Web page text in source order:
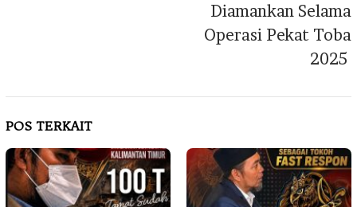
Diamankan Selama
Operasi Pekat Toba
2025
POS TERKAIT